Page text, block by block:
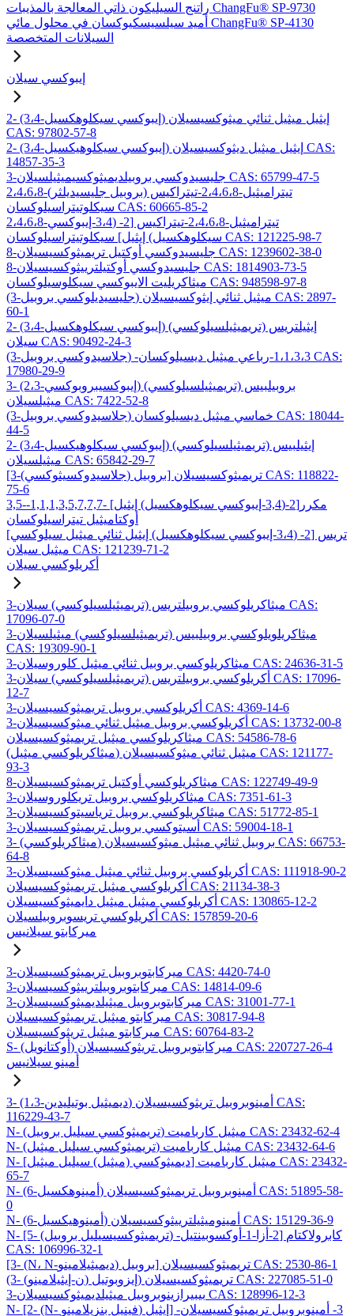
راتنج السيليكون ذاتي المعالجة بالمذيبات ChangFu® SP-9730
أميد سيلسيسكيوكسان في محلول مائي ChangFu® SP-4130
السيلانات المتخصصة
إيبوكسي سيلان
2- (3،4-إيبوكسي سيكلوهكسيل) إيثيل ميثيل ثنائي ميثوكسيسيلان
CAS: 97802-57-8
2- (3،4-إيبوكسي سيكلوهيكسيل) إيثيل ميثيل ديثوكسيسيلان CAS:
14857-35-3
3-جليسيدوكسي بروبيلديميثوكسيميثيلسيلان CAS: 65799-47-5
2،4،6،8-تيتراميثيل-2،4،6،8-تيتراكيس (بروبيل جليسيديلثر)
سيكلوتيتراسيلوكسان CAS: 60665-85-2
2،4،6،8-تيتراميثيل-2،4،6،8-تيتراكيس [2- (3،4-إيبوكسي
سيكلوهكسيل) إيثيل] سيكلوتيتراسيلوكسان CAS: 121225-98-7
8-جليسيدوكسي أوكتيل تريميثوكسيسيلان CAS: 1239602-38-0
8-جليسيدوكسي أوكتيلترييثوكسيسيلان CAS: 1814903-73-5
ميثاكريليت الايبوكسي سيكلوسيلوكسان CAS: 948598-97-8
(3-جليسيديلوكسي بروبيل) ميثيل ثنائي إيثوكسيسيلان CAS: 2897-
60-1
2- (3،4-إيبوكسي سيكلوهكسيل) إيثيلتريس (تريميثيلسيلوكسي)
سيلان CAS: 90492-24-3
(3-جلاسيدوكسي بروبيل) -1،1،3،3-رباعي ميثيل ديسيلوكسان CAS:
17980-29-9
3- (2،3-إيبوكسيبروبوكسي) بروبيلبيس (تريميثيلسيلوكسي)
ميثيلسيلان CAS: 7422-52-8
(3-جلاسيدوكسي بروبيل) خماسي ميثيل ديسيلوكسان CAS: 18044-
44-5
2- (3،4-إيبوكسي سيكلوهيكسيل) إيثيلبيس (تريميثيلسيلوكسي)
ميثيلسيلان CAS: 65842-29-7
[3-(جلاسيدوكسيثوكسي) بروبيل] تريميثوكسيسيلان CAS: 118822-
75-6
3,5-مكرر[2-(3,4-إيبوكسي سيكلوهكسيل) إيثيل] -1,1,1,3,5,7,7,7-
أوكتاميثيل تيتراسيلوكسان
تريس [2- (3،4-إيبوكسي سيكلوهكسيل) إيثيل ثنائي ميثيل سيلوكسي]
ميثيل سيلان CAS: 121239-71-2
أكريلوكسي سيلان
3-ميثاكريلوكسي بروبيلتريس (تريميثيلسيلوكسي) سيلان CAS:
17096-07-0
3-ميثاكريلويلوكسي بروبيلبيس (تريميثيلسيلوكسي) ميثيلسيلان
CAS: 19309-90-1
3-ميثاكريلوكسي بروبيل ثنائي ميثيل كلوروسيلان CAS: 24636-31-5
3-أكريلوكسي بروبيلتريس (تريميثيلسيلوكسي) سيلان CAS: 17096-
12-7
3-أكريلوكسي بروبيل تريميثوكسيسيلان CAS: 4369-14-6
3-أكريلوكسي بروبيل ميثيل ثنائي ميثوكسيسيلان CAS: 13732-00-8
ميثاكريلوكسي ميثيل تريميثوكسيسيلان CAS: 54586-78-6
(ميثاكريلوكسي ميثيل) ميثيل ثنائي ميثوكسيسيلان CAS: 121177-
93-3
8-ميثاكريلوكسي أوكتيل تريميثوكسيسيلان CAS: 122749-49-9
3-ميثاكريلوكسي بروبيل تريكلوروسيلان CAS: 7351-61-3
3-ميثاكريلوكسي بروبيل ترياسيتوكسيسيلان CAS: 51772-85-1
3-أسيتوكسي بروبيل تريميثوكسيسيلان CAS: 59004-18-1
3- (ميثاكريلوكسي) بروبيل ثنائي ميثيل ميثوكسيسيلان CAS: 66753-
64-8
3-أكريلوكسي بروبيل ثنائي ميثيل ميثوكسيسيلان CAS: 111918-90-2
أكريلوكسي ميثيل تريميثوكسيسيلان CAS: 21134-38-3
أكريلوكسي ميثيل ميثيل دايميثوكسيسيلان CAS: 130865-12-2
أكريلوكسي تريسوبروبيلسيلان CAS: 157859-20-6
ميركابتو سيلانيس
3-ميركابتوبروبيل تريميثوكسيسيلان CAS: 4420-74-0
3-ميركابتوبروبيلترييثوكسيسيلان CAS: 14814-09-6
3-ميركابتوبروبيل ميثيلديميثوكسيسيلان CAS: 31001-77-1
ميركابتو ميثيل تريميثوكسيسيلان CAS: 30817-94-8
ميركابتو ميثيل تريثوكسيسيلان CAS: 60764-83-2
S- (أوكتانويل) ميركابتوبروبيل تريثوكسيسيلان CAS: 220727-26-4
أمينو سيلانيس
3- (1،3-ديميثيل بوتيليدين) أمينوبروبيل تريثوكسيسيلان CAS:
116229-43-7
N- (تريميثوكسي سيليل بروبيل) ميثيل كارباميت CAS: 23432-62-4
N- (تريميثوكسي سيليل ميثيل) ميثيل كارباميت CAS: 23432-64-6
N- [ديميثوكسي (ميثيل) سيليل ميثيل] ميثيل كارباميت CAS: 23432-
65-7
N- (6-أمينوهكسيل) أمينوبروبيل تريميثوكسيسيلان CAS: 51895-58-
0
N- (6-أمينوهيكسيل) أمينوميثيلترييثوكسيسيلان CAS: 15129-36-9
N- [5- (تريميثوكسيسيليل بروبيل) -2-أزا-1-أوكسوبينتيل] كابرولاكتام
CAS: 106996-32-1
[3- (N، N-ديميثيلامينو) بروبيل] تريميثوكسيسيلان CAS: 2530-86-1
(3- (ن-إيثيلامينو) إيزوبوتيل) تريميثوكسيسيلان CAS: 227085-51-0
3-بيبيرازينوبروبيل ميثيلديميثوكسيسيلان CAS: 128996-12-3
N- [2- (N- فينيل بنزيلامينو) إيثيل] -3- أمينوبروبيل تريميثوكسيسيلان